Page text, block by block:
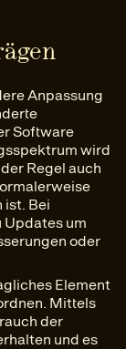
Anpassung
Software
wird
Regel auch
ist. Bei
Updates um
oder
Element
Mittels
der
und es